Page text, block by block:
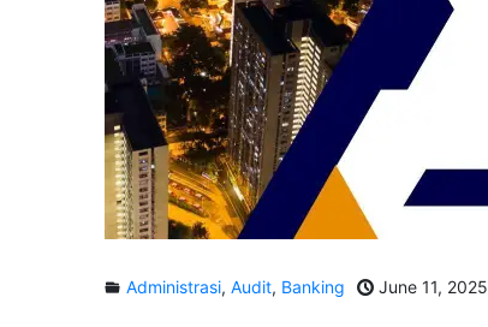
Administrasi, Audit, Banking June 11, 2025